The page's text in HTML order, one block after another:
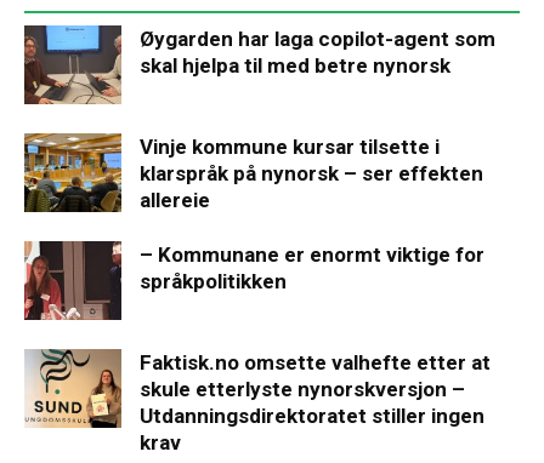
Øygarden har laga copilot-agent som
skal hjelpa til med betre nynorsk
Vinje kommune kursar tilsette i
klarspråk på nynorsk – ser effekten
allereie
– Kommunane er enormt viktige for
språkpolitikken
Faktisk.no omsette valhefte etter at
skule etterlyste nynorskversjon –
Utdanningsdirektoratet stiller ingen
krav